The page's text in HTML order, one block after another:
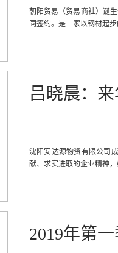
朝阳贸易（贸易商社）诞
同签约。是一家以钢材起
吕晓晨：
沈阳安达源物资有限公司
献、求实进取的企业精神
2019年第